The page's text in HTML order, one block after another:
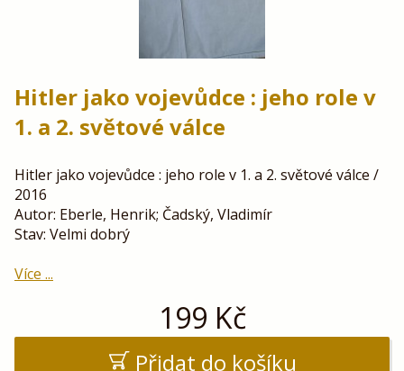
Hitler jako vojevůdce : jeho role v
1. a 2. světové válce
Hitler jako vojevůdce : jeho role v 1. a 2. světové válce /
2016
Autor: Eberle, Henrik; Čadský, Vladimír
Stav: Velmi dobrý
Více ...
199 Kč
Přidat do košíku